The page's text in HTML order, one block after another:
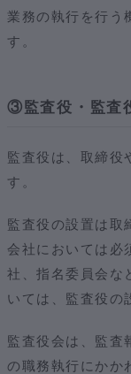
業務の執行を行う
す。
③監査役・監査
監査役は、取締役
す。
監査役の設置は取
会社においては必
社、指名委員会な
いては、監査役の
監査役会は、監査
の職務執行にかか